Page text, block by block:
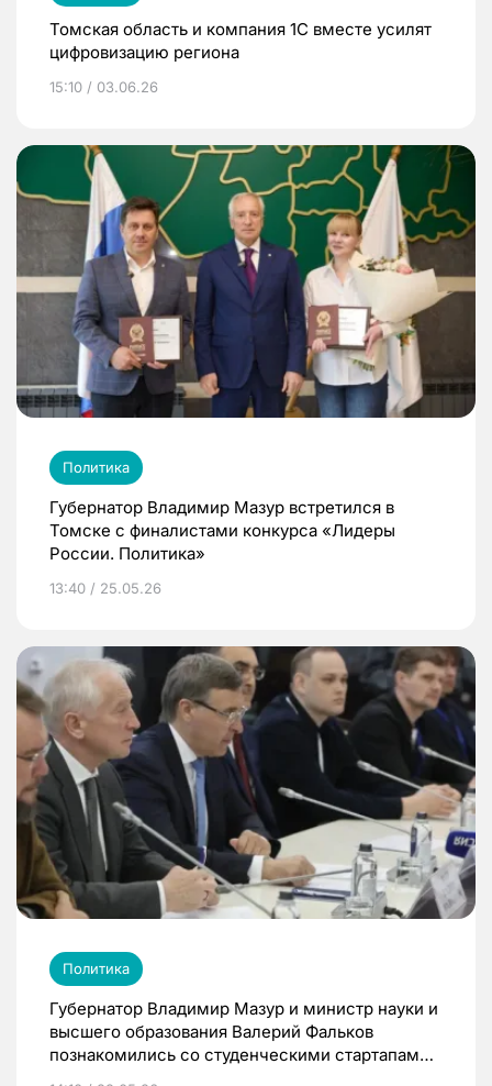
Томская область и компания 1С вместе усилят
цифровизацию региона
15:10 / 03.06.26
Политика
Губернатор Владимир Мазур встретился в
Томске с финалистами конкурса «Лидеры
России. Политика»
13:40 / 25.05.26
Политика
Губернатор Владимир Мазур и министр науки и
высшего образования Валерий Фальков
познакомились со студенческими стартапами